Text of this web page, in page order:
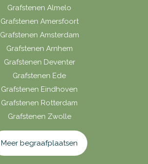
Grafstenen Almelo
Grafstenen Amersfoort
Grafstenen Amsterdam
Grafstenen Arnhem
Grafstenen Deventer
Grafstenen Ede
Grafstenen Eindhoven
Grafstenen Rotterdam
Grafstenen Zwolle
Meer begraafplaatsen